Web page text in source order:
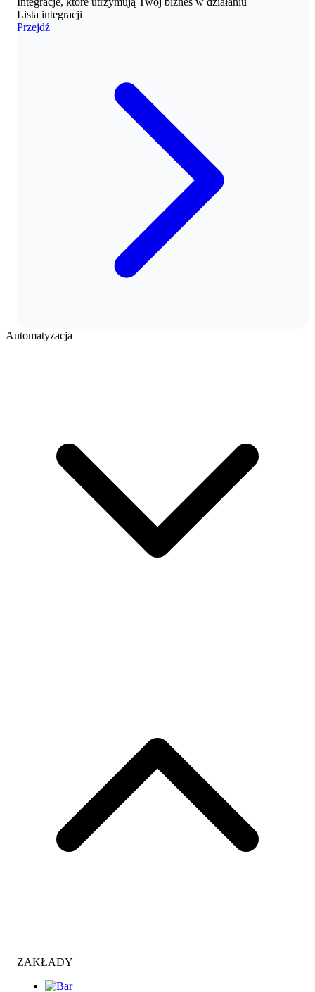
Lista integracji
Przejdź
Automatyzacja
ZAKŁADY